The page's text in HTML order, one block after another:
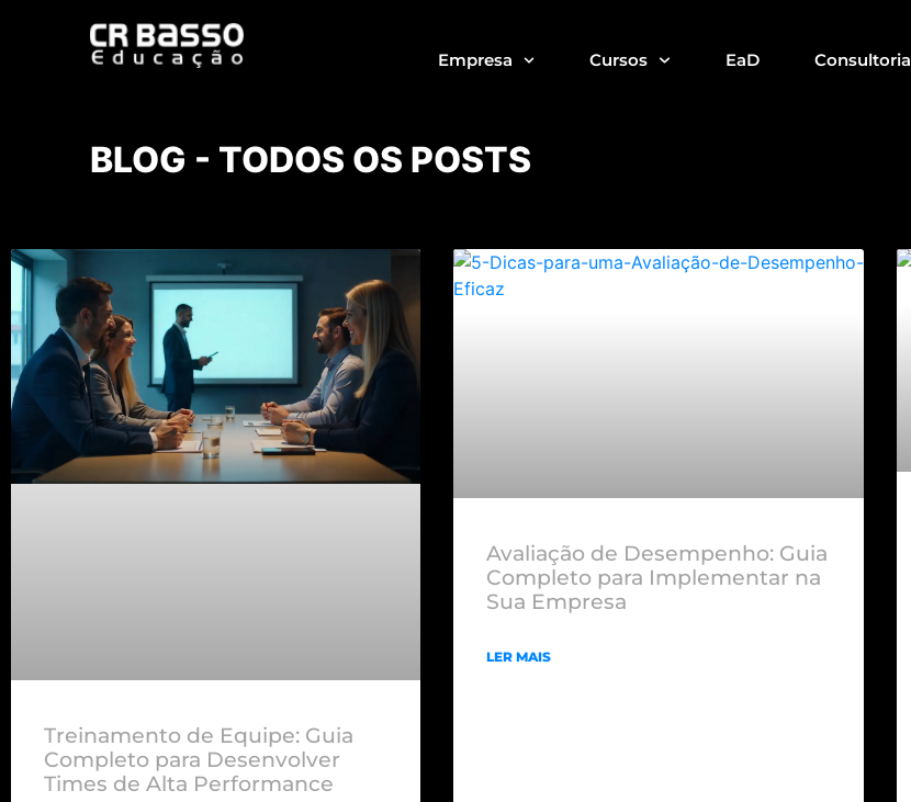
Empresa Cursos EaD Consultoria
BLOG - TODOS OS POSTS
Treinamento de Equipe: Guia
Completo para Desenvolver
Times de Alta Performance
Avaliação de Desempenho: Guia
Completo para Implementar na
Sua Empresa
LER MAIS